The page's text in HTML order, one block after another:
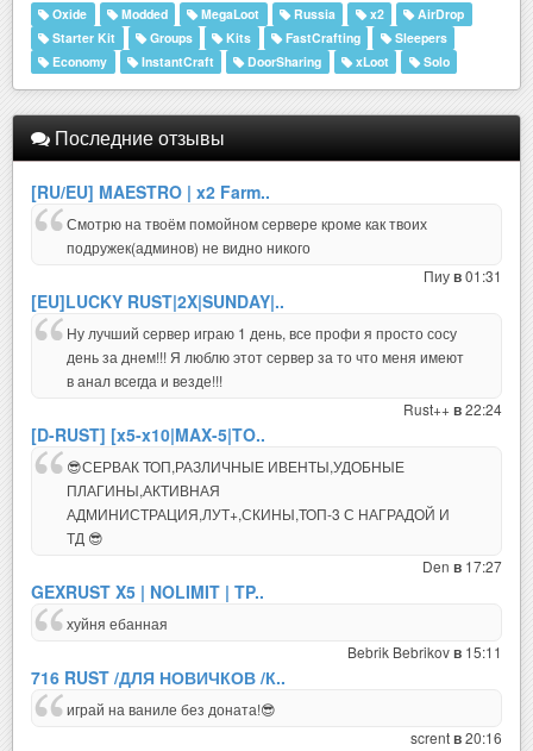
Oxide Modded MegaLoot Russia x2
AirDrop
Starter Kit
Groups Kits FastCrafting
Sleepers
Economy
InstantCraft DoorSharing xLoot Solo
Последние отзывы
[RU/EU] MAESTRO | x2 Farm..
Смотрю на твоём помойном сервере кроме как твоих
подружек(админов) не видно никого
Пиув01:31
[EU]LUCKY RUST|2X|SUNDAY|..
Ну лучший сервер играю 1 день, все профи я просто сосу
день за днем!!! Я люблю этот сервер за то что меня имеют
в анал всегда и везде!!!
Rust++ в22:24
[D-RUST] [x5-x10|MAX-5|TO..
😎СЕРВАК ТОП,РАЗЛИЧНЫЕ ИВЕНТЫ,УДОБНЫЕ
ПЛАГИНЫ,АКТИВНАЯ
АДМИНИСТРАЦИЯ,ЛУТ+,СКИНЫ,ТОП-3 С НАГРАДОЙ И
ТД 😎
Den в 17:27
GEXRUST X5 | NOLIMIT | TP..
хуйня ебанная
Bebrik Bebrikovв 15:11
716 RUST /ДЛЯ НОВИЧКОВ /К..
играй на ваниле без доната!😎
screntв20:16